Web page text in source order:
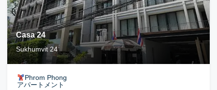
Casa 24
Sukhumvit 24
Phrom Phong
アパートメント